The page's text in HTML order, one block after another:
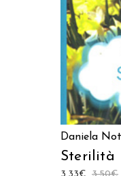
Daniela
Sterilità